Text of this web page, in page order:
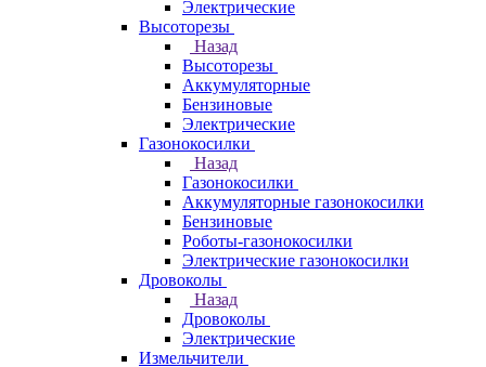
Электрические
Высоторезы
Назад
Высоторезы
Аккумуляторные
Бензиновые
Электрические
Газонокосилки
Назад
Газонокосилки
Аккумуляторные газонокосилки
Бензиновые
Роботы-газонокосилки
Электрические газонокосилки
Дровоколы
Назад
Дровоколы
Электрические
Измельчители